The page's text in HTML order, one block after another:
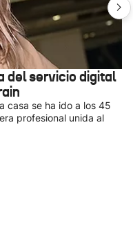
del servicio digital
casa se ha ido a los 45
profesional unida al